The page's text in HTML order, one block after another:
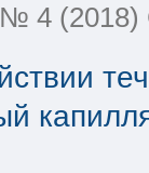
4 (2018)